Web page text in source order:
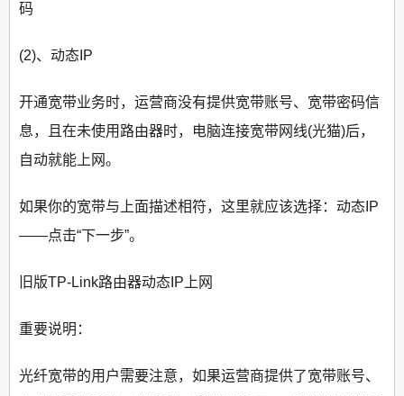
码
(2)、动态IP
开通宽带业务时，运营商没有提供宽带账号、宽带密码信
息，且在未使用路由器时，电脑连接宽带网线(光猫)后，
自动就能上网。
如果你的宽带与上面描述相符，这里就应该选择：动态IP
——点击“下一步”。
旧版TP-Link路由器动态IP上网
重要说明：
光纤宽带的用户需要注意，如果运营商提供了宽带账号、